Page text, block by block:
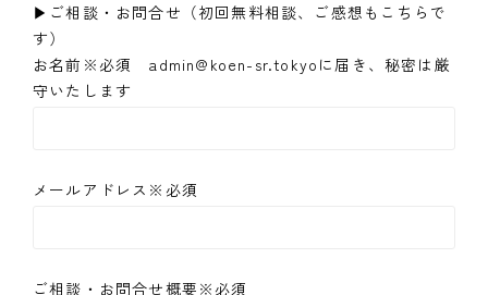
▶ご相談・お問合せ（初回無料相談、ご感想もこちらで
す）
お名前※必須 admin@koen-sr.tokyoに届き、秘密は厳
守いたします
メールアドレス※必須
ご相談・お問合せ概要※必須